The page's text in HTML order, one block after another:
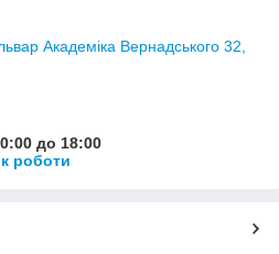
Академіка Вернадського 32,
до 18:00
роботи